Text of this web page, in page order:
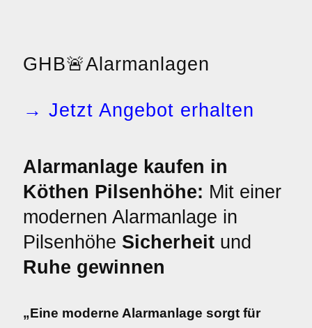
GHB🚨Alarmanlagen
→ Jetzt Angebot erhalten
Alarmanlage kaufen in
Köthen Pilsenhöhe: Mit einer
modernen Alarmanlage in
Pilsenhöhe Sicherheit und
Ruhe gewinnen
„Eine moderne Alarmanlage sorgt für